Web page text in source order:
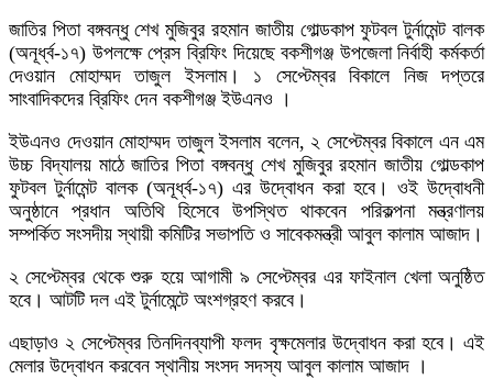
জাতির পিতা বঙ্গবন্ধু শেখ মুজিবুর রহমান জাতীয় গোল্ডকাপ ফুটবল টুর্নামেন্ট বালক
(অনূর্ধ্ব-১৭) উপলক্ষে প্রেস ব্রিফিং দিয়েছে বকশীগঞ্জ উপজেলা নির্বাহী কর্মকর্তা
দেওয়ান মোহাম্মদ তাজুল ইসলাম। ১ সেপ্টেম্বর বিকালে নিজ দপ্তরে
সাংবাদিকদের ব্রিফিং দেন বকশীগঞ্জ ইউএনও ।
ইউএনও দেওয়ান মোহাম্মদ তাজুল ইসলাম বলেন, ২ সেপ্টেম্বর বিকালে এন এম
উচ্চ বিদ্যালয় মাঠে জাতির পিতা বঙ্গবন্ধু শেখ মুজিবুর রহমান জাতীয় গোল্ডকাপ
ফুটবল টুর্নামেন্ট বালক (অনূর্ধ্ব-১৭) এর উদ্বোধন করা হবে। ওই উদ্বোধনী
অনুষ্ঠানে প্রধান অতিথি হিসেবে উপস্থিত থাকবেন পরিকল্পনা মন্ত্রণালয়
সম্পর্কিত সংসদীয় স্থায়ী কমিটির সভাপতি ও সাবেকমন্ত্রী আবুল কালাম আজাদ।
২ সেপ্টেম্বর থেকে শুরু হয়ে আগামী ৯ সেপ্টেম্বর এর ফাইনাল খেলা অনুষ্ঠিত
হবে। আটটি দল এই টুর্নামেন্টে অংশগ্রহণ করবে।
এছাড়াও ২ সেপ্টেম্বর তিনদিনব্যাপী ফলদ বৃক্ষমেলার উদ্বোধন করা হবে। এই
মেলার উদ্বোধন করবেন স্থানীয় সংসদ সদস্য আবুল কালাম আজাদ ।